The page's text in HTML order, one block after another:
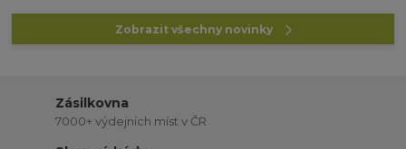
Zobrazit všechny novinky
Zásilkovna
7000+ výdejních míst v ČR